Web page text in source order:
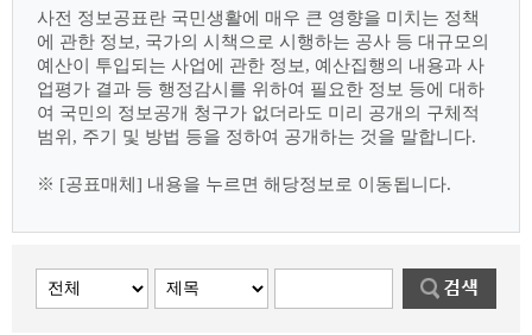
사전 정보공표란 국민생활에 매우 큰 영향을 미치는 정책
에 관한 정보, 국가의 시책으로 시행하는 공사 등 대규모의
예산이 투입되는 사업에 관한 정보, 예산집행의 내용과 사
업평가 결과 등 행정감시를 위하여 필요한 정보 등에 대하
여 국민의 정보공개 청구가 없더라도 미리
공개의 구체적
범위, 주기 및 방법 등을 정하여 공개하는 것을 말합니다.
※ [공표매체] 내용을 누르면 해당정보로 이동됩니다.